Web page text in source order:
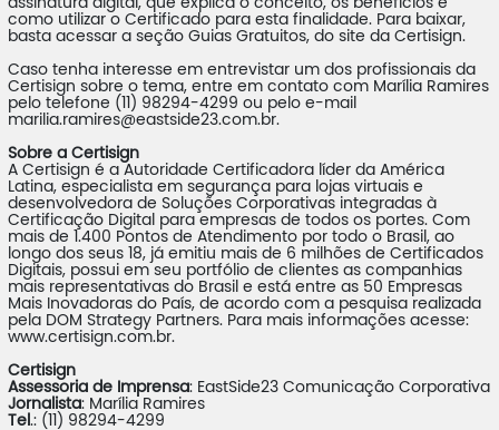
assinatura digital, que explica o conceito, os benefícios e
como utilizar o Certificado para esta finalidade. Para baixar,
basta acessar a seção Guias Gratuitos, do site da Certisign.
Caso tenha interesse em entrevistar um dos profissionais da
Certisign sobre o tema, entre em contato com Marília Ramires
pelo telefone (11) 98294-4299 ou pelo e-mail
marilia.ramires@eastside23.com.br.
Sobre a Certisign
A Certisign é a Autoridade Certificadora líder da América
Latina, especialista em segurança para lojas virtuais e
desenvolvedora de Soluções Corporativas integradas à
Certificação Digital para empresas de todos os portes. Com
mais de 1.400 Pontos de Atendimento por todo o Brasil, ao
longo dos seus 18, já emitiu mais de 6 milhões de Certificados
Digitais, possui em seu portfólio de clientes as companhias
mais representativas do Brasil e está entre as 50 Empresas
Mais Inovadoras do País, de acordo com a pesquisa realizada
pela DOM Strategy Partners. Para mais informações acesse:
www.certisign.com.br.
Certisign
Assessoria de Imprensa: EastSide23 Comunicação Corporativa
Jornalista: Marília Ramires
Tel .: (11) 98294-4299